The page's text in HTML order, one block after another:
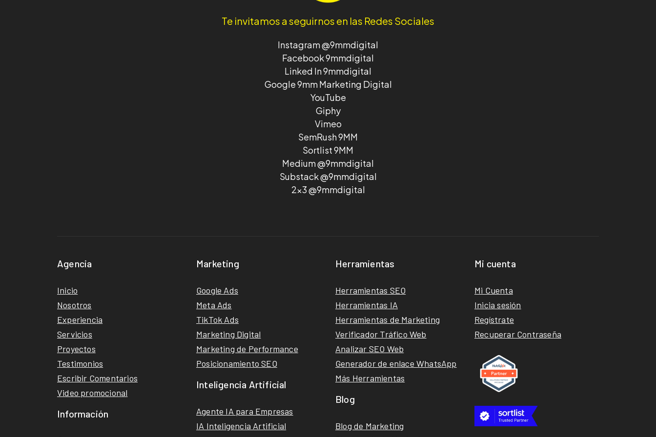
Te invitamos a seguirnos en las Redes Sociales
Instagram @9mmdigital
Facebook 9mmdigital
Linked In 9mmdigital
Google 9mm Marketing Digital
YouTube
Giphy
Vimeo
SemRush 9MM
Sortlist 9MM
Medium @9mmdigital
Substack @9mmdigital
2x3 @9mmdigital
Agencia
Inicio
Nosotros
Experiencia
Servicios
Proyectos
Testimonios
Escribir Comentarios
Video promocional
Información
Marketing
Google Ads
Meta Ads
TikTok Ads
Marketing Digital
Marketing de Performance
Posicionamiento SEO
Inteligencia Artificial
Agente IA para Empresas
IA Inteligencia Artificial
Herramientas
Herramientas SEO
Herramientas IA
Herramientas de Marketing
Verificador Tráfico Web
Analizar SEO Web
Generador de enlace WhatsApp
Más Herramientas
Blog
Blog de Marketing
Mi cuenta
Mi Cuenta
Inicia sesión
Regístrate
Recuperar Contraseña